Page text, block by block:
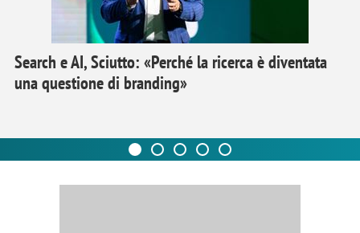
Search e AI, Sciutto: «Perché la ricerca è diventata
una questione di branding»